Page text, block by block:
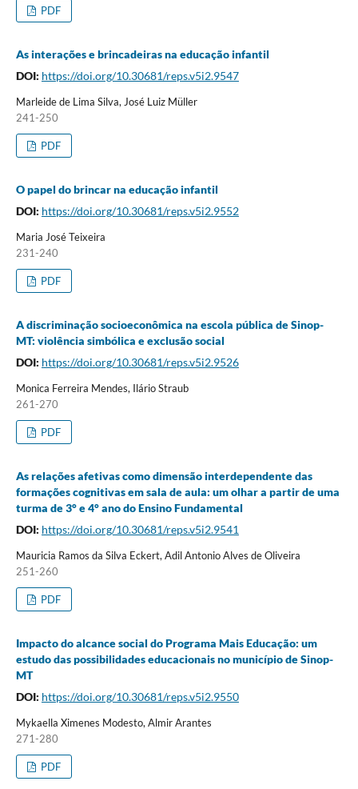
PDF
As interações e brincadeiras na educação infantil
DOI: https://doi.org/10.30681/reps.v5i2.9547
Marleide de Lima Silva, José Luiz Müller
241-250
PDF
O papel do brincar na educação infantil
DOI: https://doi.org/10.30681/reps.v5i2.9552
Maria José Teixeira
231-240
PDF
A discriminação socioeconômica na escola pública de Sinop-
MT: violência simbólica e exclusão social
DOI: https://doi.org/10.30681/reps.v5i2.9526
Monica Ferreira Mendes, Ilário Straub
261-270
PDF
As relações afetivas como dimensão interdependente das
formações cognitivas em sala de aula: um olhar a partir de uma
turma de 3° e 4° ano do Ensino Fundamental
DOI: https://doi.org/10.30681/reps.v5i2.9541
Mauricia Ramos da Silva Eckert, Adil Antonio Alves de Oliveira
251-260
PDF
Impacto do alcance social do Programa Mais Educação: um
estudo das possibilidades educacionais no município de Sinop-
MT
DOI: https://doi.org/10.30681/reps.v5i2.9550
Mykaella Ximenes Modesto, Almir Arantes
271-280
PDF